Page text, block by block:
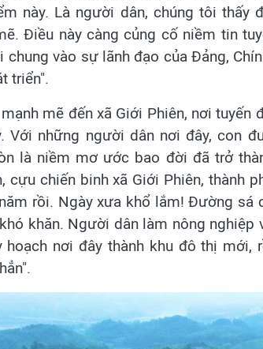
này. Là người dân, chúng tôi
Điều này càng củng cố niềm tin
chung vào sự lãnh đạo của Đảng,
triển".
mẽ đến xã Giới Phiên, nơi
Với những người dân nơi đây, con
là niềm mơ ước bao đời đã trở
cựu chiến binh xã Giới Phiên, thành
rồi. Ngày xưa khổ lắm! Đường sá
khăn. Người dân làm nông nghiệp
hoạch nơi đây thành khu đô thị